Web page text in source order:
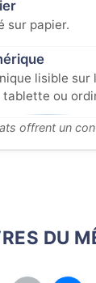
sur papier.
lisible sur
tablette ou
offrent un
DU